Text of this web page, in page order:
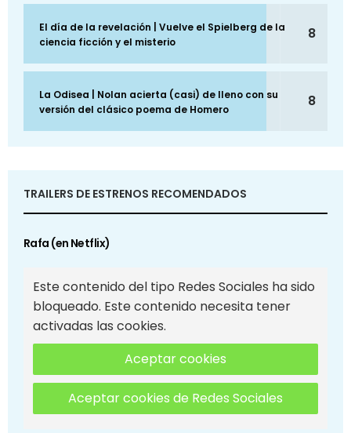
El día de la revelación | Vuelve el Spielberg de la
ciencia ficción y el misterio
8
La Odisea | Nolan acierta (casi) de lleno con su
versión del clásico poema de Homero
8
TRAILERS DE ESTRENOS RECOMENDADOS
Rafa (en Netflix)
Este contenido del tipo Redes Sociales ha sido
bloqueado. Este contenido necesita tener
activadas las cookies.
Aceptar cookies
Aceptar cookies de Redes Sociales